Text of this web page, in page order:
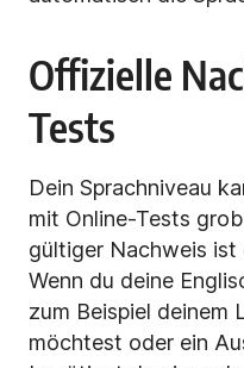
Offizielle
Tests
Dein Sprachniveau
mit Online-Tests
gültiger Nachweis ist
Wenn du deine
zum Beispiel deinem
möchtest oder ein